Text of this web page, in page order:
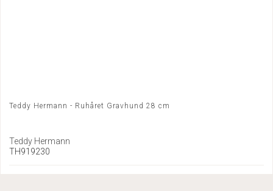
Teddy Hermann - Ruhåret Gravhund 28 cm
Teddy Hermann
TH919230